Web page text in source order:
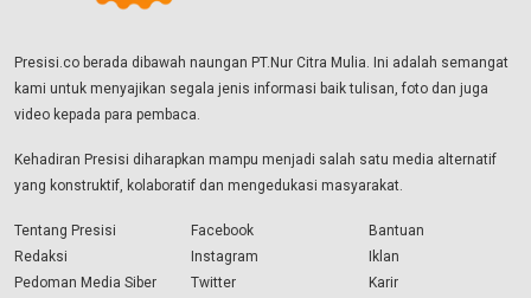
Presisi.co berada dibawah naungan PT.Nur Citra Mulia. Ini adalah semangat
kami untuk menyajikan segala jenis informasi baik tulisan, foto dan juga
video kepada para pembaca.
Kehadiran Presisi diharapkan mampu menjadi salah satu media alternatif
yang konstruktif, kolaboratif dan mengedukasi masyarakat.
Tentang Presisi
Redaksi
Pedoman Media Siber
Facebook
Instagram
Twitter
Bantuan
Iklan
Karir